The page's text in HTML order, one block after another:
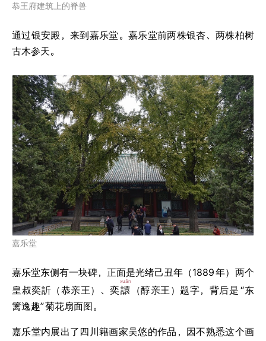
恭王府建筑上的脊兽
通过银安殿，来到嘉乐堂。嘉乐堂前两株银杏、两株柏树
古木参天。
嘉乐堂
嘉乐堂东侧有一块碑，正面是光绪己丑年（1889年）两个
皇叔奕訢（恭亲王）、奕譞
xuān
（醇亲王）题字，背后是 “东
篱逸趣”菊花扇面图。
嘉乐堂内展出了四川籍画家吴悠的作品，因不熟悉这个画